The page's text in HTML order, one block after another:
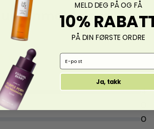
★
4
0
MELD DEG PÅ OG FÅ
10%
PÅ DIN FØRSTE ORDRE
Email Address
Ja, takk